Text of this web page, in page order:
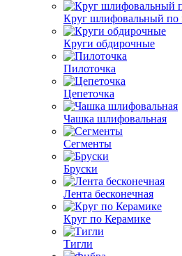
Круг шлифовальный
Круги обдирочные
Пилоточка
Цепеточка
Чашка шлифовальная
Сегменты
Бруски
Лента бесконечная
Круг по Керамике
Тигли